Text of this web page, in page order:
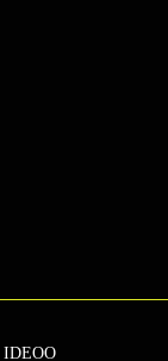
IDEOO